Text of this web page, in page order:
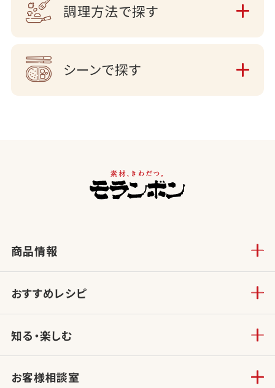
調理方法で探す
シーンで探す
商品情報
おすすめレシピ
知る・楽しむ
お客様相談室